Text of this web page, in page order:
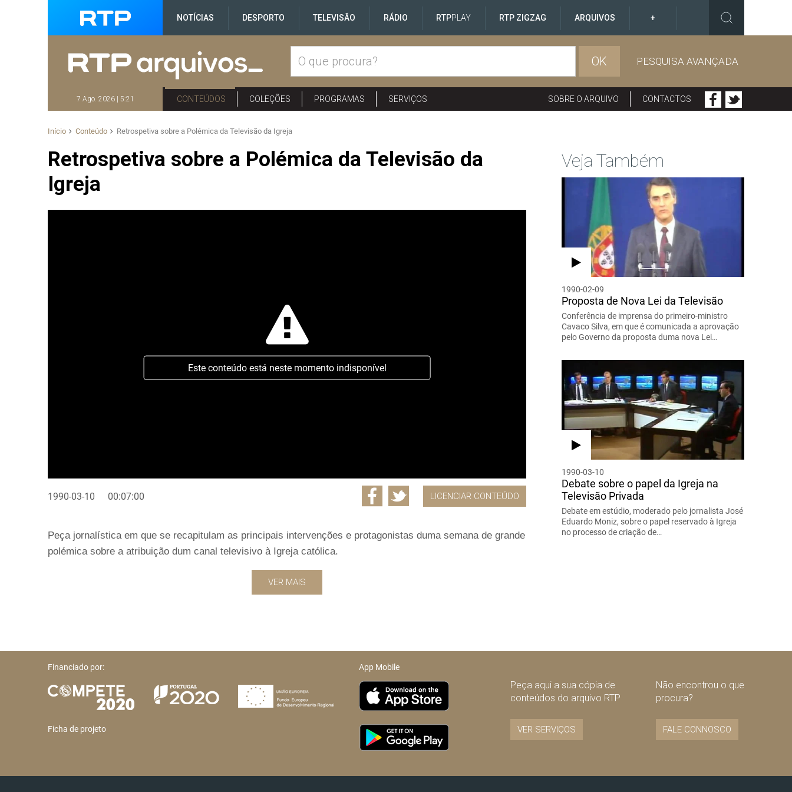
NOTÍCIAS DESPORTO TELEVISÃO RÁDIO RTPPLAY RTP ZIGZAG ARQUIVOS +
OK PESQUISA AVANÇADA
7 Ago. 2026 | 5:21 CONTEÚDOS COLEÇÕES PROGRAMAS SERVIÇOS SOBRE O ARQUIVO CONTACTOS
Início Conteúdo Retrospetiva sobre a Polémica da Televisão da Igreja
Retrospetiva sobre a Polémica da Televisão da
Igreja
Este conteúdo está neste momento indisponível
1990-03-10 00:07:00 LICENCIAR CONTEÚDO
Peça jornalística em que se recapitulam as principais intervenções e protagonistas duma semana de grande
polémica sobre a atribuição dum canal televisivo à Igreja católica.
VER MAIS
Veja Também
1990-02-09
Proposta de Nova Lei da Televisão
Conferência de imprensa do primeiro-ministro
Cavaco Silva, em que é comunicada a aprovação
pelo Governo da proposta duma nova Lei…
1990-03-10
Debate sobre o papel da Igreja na
Televisão Privada
Debate em estúdio, moderado pelo jornalista José
Eduardo Moniz, sobre o papel reservado à Igreja
no processo de criação de…
Financiado por:
Ficha de projeto
App Mobile
Peça aqui a sua cópia de
conteúdos do arquivo RTP
VER SERVIÇOS
Não encontrou o que
procura?
FALE CONNOSCO